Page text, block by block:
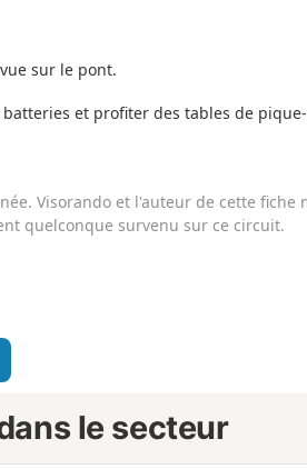
sur le pont.
et profiter des tables de
Visorando et l'auteur de cette fiche
quelconque survenu sur ce circuit.
le secteur